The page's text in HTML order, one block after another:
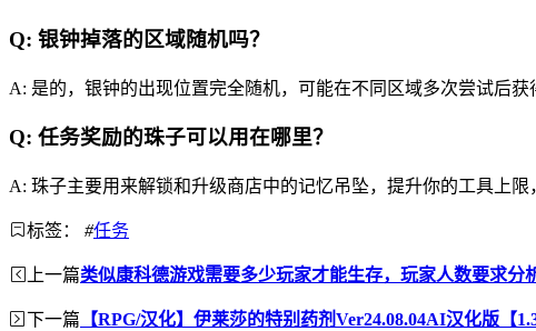
Q: 银钟掉落的区域随机吗？
A: 是的，银钟的出现位置完全随机，可能在不同区域多次尝试后获
Q: 任务奖励的珠子可以用在哪里？
A: 珠子主要用来解锁和升级商店中的记忆吊坠，提升你的工具上限
标签： #任务
上一篇类似康科德游戏需要多少玩家才能生存，玩家人数要求分
下一篇 【RPG/汉化】伊莱莎的特别药剂Ver24.08.04AI汉化版【